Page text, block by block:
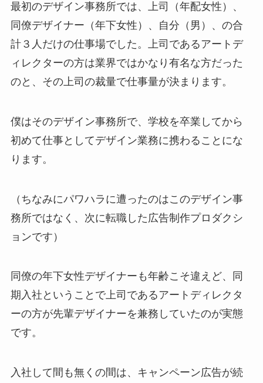
最初のデザイン事務所では、上司（年配女性）、
同僚デザイナー（年下女性）、自分（男）、の合
計３人だけの仕事場でした。上司であるアートデ
ィレクターの方は業界ではかなり有名な方だった
のと、その上司の裁量で仕事量が決まります。
僕はそのデザイン事務所で、学校を卒業してから
初めて仕事としてデザイン業務に携わることにな
ります。
（ちなみにパワハラに遭ったのはこのデザイン事
務所ではなく、次に転職した広告制作プロダクシ
ョンです）
同僚の年下女性デザイナーも年齢こそ違えど、同
期入社ということで上司であるアートディレクタ
ーの方が先輩デザイナーを兼務していたのが実態
です。
入社して間も無くの間は、キャンペーン広告が続